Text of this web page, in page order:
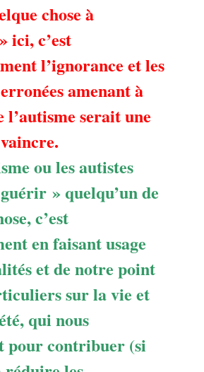
chose à
ici, c’est
l’ignorance et les
amenant à
l’autisme serait une
ou les autistes
» quelqu’un de
c’est
en faisant usage
et de notre point
sur la vie et
qui nous
pour contribuer (si